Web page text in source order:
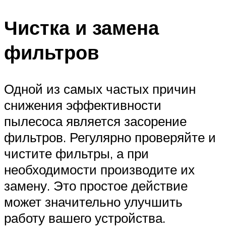
Чистка и замена
фильтров
Одной из самых частых причин
снижения эффективности
пылесоса является засорение
фильтров. Регулярно проверяйте и
чистите фильтры, а при
необходимости производите их
замену. Это простое действие
может значительно улучшить
работу вашего устройства.